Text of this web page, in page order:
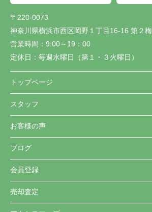
〒220-0073
神奈川県横浜市西区岡野１丁目16-16 第２
営業時間： 9:00～19：00
定休日： 毎週水曜日（第１・３火曜日）
トップページ
スタッフ
お客様の声
ブログ
会員登録
売却査定